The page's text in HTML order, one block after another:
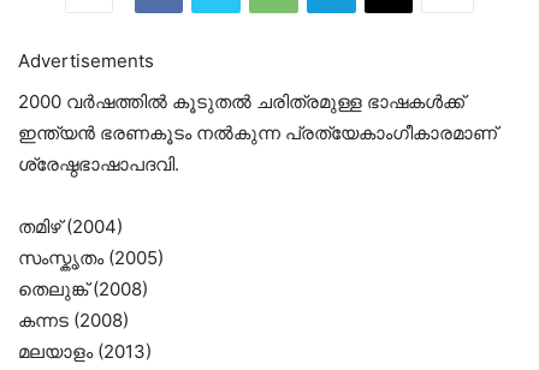
Advertisements
2000 വർഷത്തിൽ കൂടുതൽ ചരിത്രമുള്ള ഭാഷകൾക്ക്
ഇന്ത്യൻ ഭരണകൂടം നൽകുന്ന പ്രത്യേകാംഗീകാരമാണ്
ശ്രേഷ്ഠഭാഷാപദവി.
തമിഴ് (2004)
സംസ്കൃതം (2005)
തെലുങ്ക് (2008)
കന്നട (2008)
മലയാളം (2013)